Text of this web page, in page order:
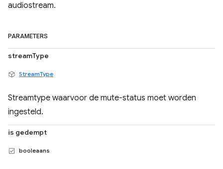
audiostream.
PARAMETERS
streamType
StreamType
Streamtype waarvoor de mute-status moet worden
ingesteld.
is gedempt
booleaans